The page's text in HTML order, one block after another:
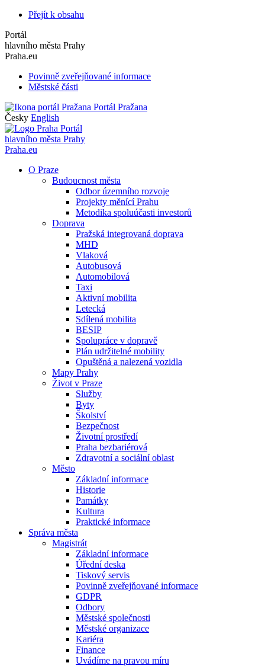
Přejít k obsahu
Portál
hlavního města Prahy
Praha.eu
Povinně zveřejňované informace
Městské části
Portál Pražana
Česky English
Portál
hlavního města Prahy
Praha.eu
O Praze
Budoucnost města
Odbor územního rozvoje
Projekty měnící Prahu
Metodika spoluúčasti investorů
Doprava
Pražská integrovaná doprava
MHD
Vlaková
Autobusová
Automobilová
Taxi
Aktivní mobilita
Letecká
Sdílená mobilita
BESIP
Spolupráce v dopravě
Plán udržitelné mobility
Opuštěná a nalezená vozidla
Mapy Prahy
Život v Praze
Služby
Byty
Školství
Bezpečnost
Životní prostředí
Praha bezbariérová
Zdravotní a sociální oblast
Město
Základní informace
Historie
Památky
Kultura
Praktické informace
Správa města
Magistrát
Základní informace
Úřední deska
Tiskový servis
Povinně zveřejňované informace
GDPR
Odbory
Městské společnosti
Městské organizace
Kariéra
Finance
Uvádíme na pravou míru